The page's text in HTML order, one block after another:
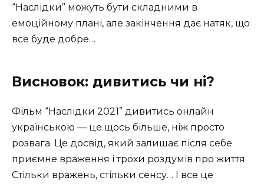
“Наслідки” можуть бути складними в
емоційному плані, але закінчення дає натяк, що
все буде добре…
Висновок: дивитись чи ні?
Фільм “Наслідки 2021” дивитись онлайн
українською — це щось більше, ніж просто
розвага. Це досвід, який залишає після себе
приємне враження і трохи роздумів про життя.
Стільки вражень, стільки сенсу… І все це